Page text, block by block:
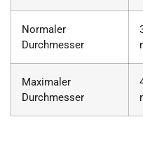
Normaler
Durchmesser
Maximaler
Durchmesser